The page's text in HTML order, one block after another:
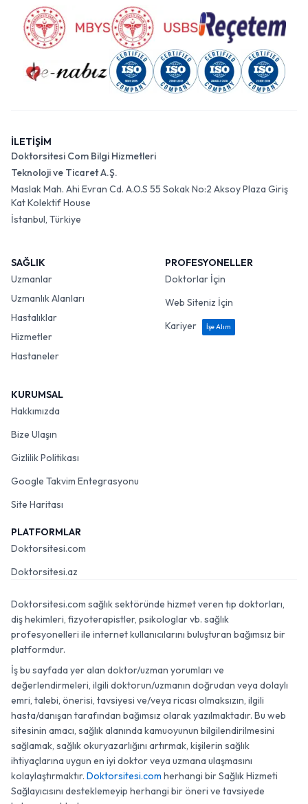
İLETİŞİM
Doktorsitesi Com Bilgi Hizmetleri
Teknoloji ve Ticaret A.Ş.
Maslak Mah. Ahi Evran Cd. A.O.S 55 Sokak No:2 Aksoy Plaza Giriş
Kat Kolektif House
İstanbul, Türkiye
SAĞLIK
Uzmanlar
Uzmanlık Alanları
Hastalıklar
Hizmetler
Hastaneler
PROFESYONELLER
Doktorlar İçin
Web Siteniz İçin
Kariyer
İşe Alım
KURUMSAL
Hakkımızda
Bize Ulaşın
Gizlilik Politikası
Google Takvim Entegrasyonu
Site Haritası
PLATFORMLAR
Doktorsitesi.com
Doktorsitesi.az
Doktorsitesi.com sağlık sektöründe hizmet veren tıp doktorları,
diş hekimleri, fizyoterapistler, psikologlar vb. sağlık
profesyonelleri ile internet kullanıcılarını buluşturan bağımsız bir
platformdur.
İş bu sayfada yer alan doktor/uzman yorumları ve
değerlendirmeleri, ilgili doktorun/uzmanın doğrudan veya dolaylı
emri, talebi, önerisi, tavsiyesi ve/veya ricası olmaksızın, ilgili
hasta/danışan tarafından bağımsız olarak yazılmaktadır. Bu web
sitesinin amacı, sağlık alanında kamuoyunun bilgilendirilmesini
sağlamak, sağlık okuryazarlığını artırmak, kişilerin sağlık
ihtiyaçlarına uygun en iyi doktor veya uzmana ulaşmasını
kolaylaştırmaktır. Doktorsitesi.com herhangi bir Sağlık Hizmeti
Sağlayıcısını desteklemeyip herhangi bir öneri ve tavsiyede